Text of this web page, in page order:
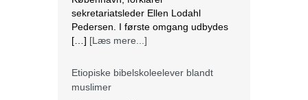
sekretariatsleder Ellen Lodahl
Pedersen. I første omgang udbydes
[…] [Læs mere...]
Etiopiske bibelskoleelever blandt
muslimer